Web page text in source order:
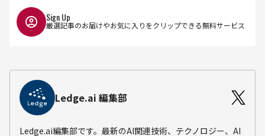
Sign Up
厳選記事のお届けやお気に入りをクリップできる無料サービス
Ledge.ai 編集部
Ledge.ai編集部です。最新のAI関連技術、テクノロジー、AI